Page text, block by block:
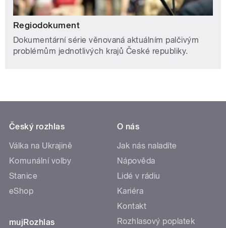
Regiodokument
Dokumentární série věnovaná aktuálním palčivým
problémům jednotlivých krajů České republiky.
Český rozhlas
Válka na Ukrajině
Komunální volby
Stanice
eShop
mujRozhlas
O nás
Jak nás naladíte
Nápověda
Lidé v rádiu
Kariéra
Kontakt
Rozhlasový poplatek